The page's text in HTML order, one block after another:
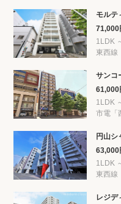
モルテ
71,000
1LDK
東西線
サンコ
61,000
1LDK
市電「
円山シ
63,000
1LDK
東西線
レジデ